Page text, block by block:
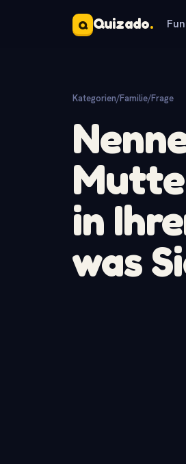
Q Quizado.
Kategorien/Familie/Frage
in
was